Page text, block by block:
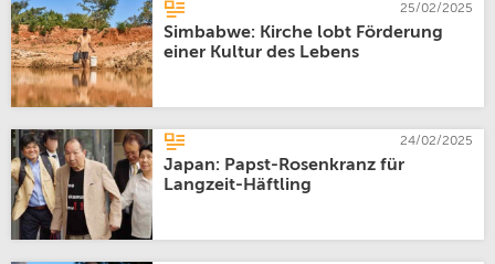
25/02/2025
Simbabwe: Kirche lobt Förderung
einer Kultur des Lebens
24/02/2025
Japan: Papst-Rosenkranz für
Langzeit-Häftling